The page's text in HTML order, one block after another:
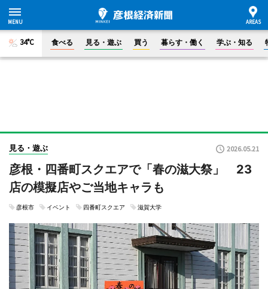
34°C 食べる 見る・遊ぶ 買う 暮らす・働く 学ぶ・知る
見る・遊ぶ 2026.05.21
彦根・四番町スクエアで「春の滋大祭」 23
店の模擬店やご当地キャラも
彦根市 イベント 四番町スクエア 滋賀大学